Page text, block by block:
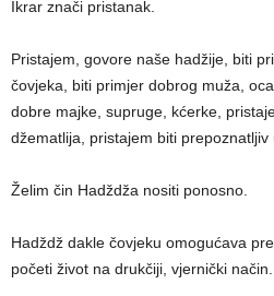
Ikrar znači pristanak.
Pristajem, govore naše hadžije, biti
čovjeka, biti primjer dobrog muža,
dobre majke, supruge, kćerke,
džematlija, pristajem biti prepoznatljiv
Želim čin Hadždža nositi ponosno.
Hadždž dakle čovjeku omogućava
početi život na drukčiji, vjernički način.